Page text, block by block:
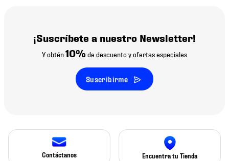
¡Suscríbete a nuestro Newsletter!
Y obtén10% de descuento y ofertas especiales
Suscribirme
Contáctanos Encuentra tu Tienda